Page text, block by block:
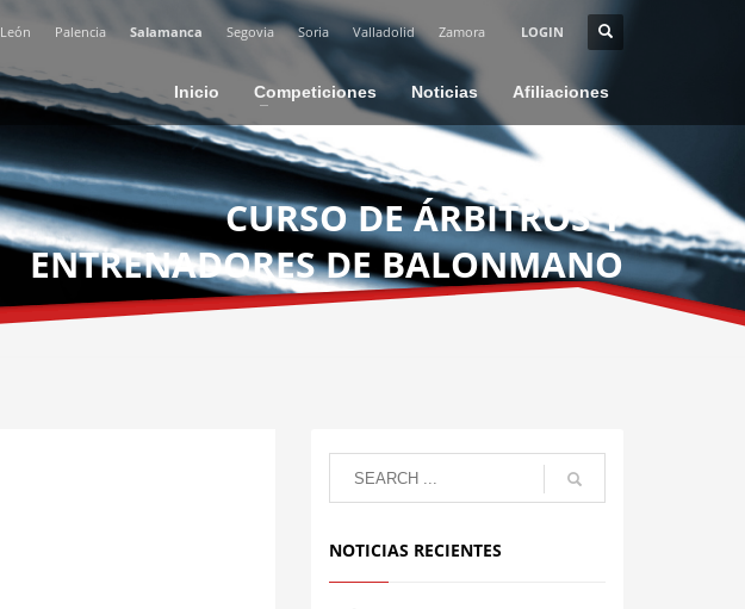
León Palencia Salamanca Segovia Soria Valladolid Zamora LOGIN
Inicio Competiciones Noticias Afiliaciones
CURSO DE ÁRBITROS Y
ENTRENADORES DE BALONMANO
PLAYA EN VALLADOLID
NOTICIAS RECIENTES